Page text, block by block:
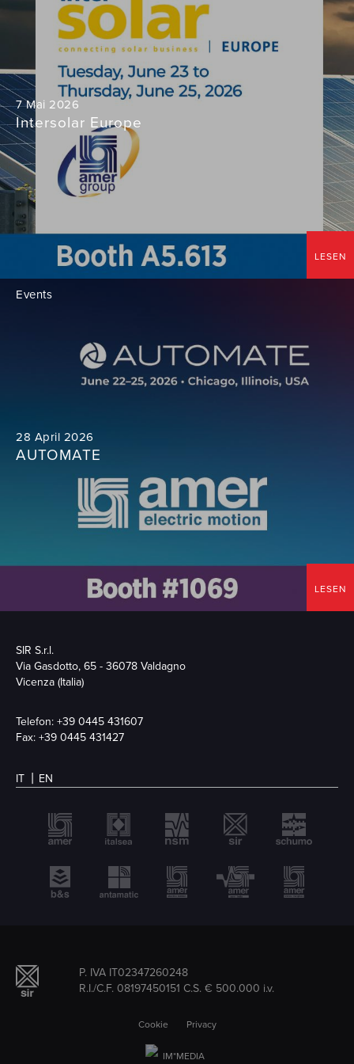
7 Mai 2026
Intersolar Europe
LESEN
Events
28 April 2026
AUTOMATE
LESEN
SIR S.r.l.
Via Gasdotto, 65 - 36078 Valdagno
Vicenza (Italia)
Telefon: +39 0445 431607
Fax: +39 0445 431427
IT EN
P. IVA IT02347260248
R.I./C.F. 08197450151 C.S. € 500.000 i.v.
Cookie Privacy